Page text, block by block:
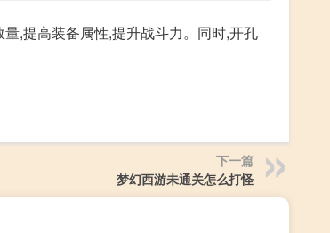
,提高装备属性,提升战斗力。同时,开孔
下一篇
梦幻西游未通关怎么打怪